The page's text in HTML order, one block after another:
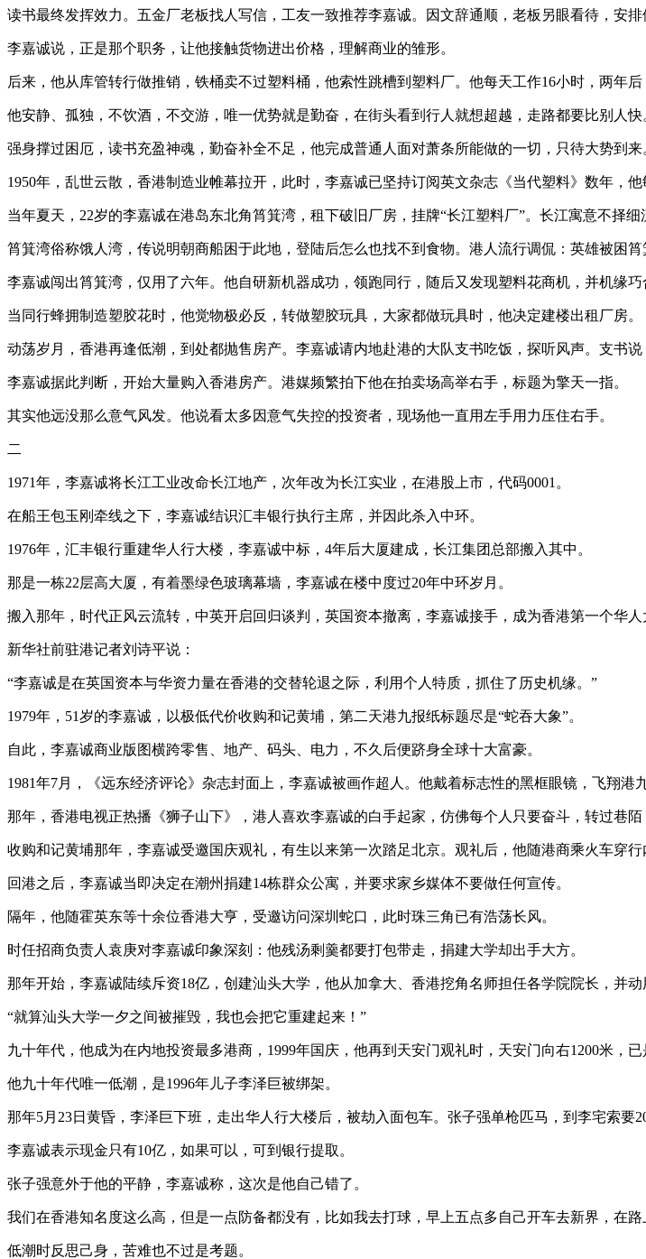
读书最终发挥效力。五金厂老板找人写信，工友一致推荐李嘉诚。因文辞通顺，老板另眼看待，安排
李嘉诚说，正是那个职务，让他接触货物进出价格，理解商业的雏形。
后来，他从库管转行做推销，铁桶卖不过塑料桶，他索性跳槽到塑料厂。他每天工作16小时，两年后
他安静、孤独，不饮酒，不交游，唯一优势就是勤奋，在街头看到行人就想超越，走路都要比别人快
强身撑过困厄，读书充盈神魂，勤奋补全不足，他完成普通人面对萧条所能做的一切，只待大势到来
1950年，乱世云散，香港制造业帷幕拉开，此时，李嘉诚已坚持订阅英文杂志《当代塑料》数年，
当年夏天，22岁的李嘉诚在港岛东北角筲箕湾，租下破旧厂房，挂牌“长江塑料厂”。长江寓意不择细
筲箕湾俗称饿人湾，传说明朝商船困于此地，登陆后怎么也找不到食物。港人流行调侃：英雄被困筲
李嘉诚闯出筲箕湾，仅用了六年。他自研新机器成功，领跑同行，随后又发现塑料花商机，并机缘巧
当同行蜂拥制造塑胶花时，他觉物极必反，转做塑胶玩具，大家都做玩具时，他决定建楼出租厂房。
动荡岁月，香港再逢低潮，到处都抛售房产。李嘉诚请内地赴港的大队支书吃饭，探听风声。支书说
李嘉诚据此判断，开始大量购入香港房产。港媒频繁拍下他在拍卖场高举右手，标题为擎天一指。
其实他远没那么意气风发。他说看太多因意气失控的投资者，现场他一直用左手用力压住右手。
二
1971年，李嘉诚将长江工业改命长江地产，次年改为长江实业，在港股上市，代码0001。
在船王包玉刚牵线之下，李嘉诚结识汇丰银行执行主席，并因此杀入中环。
1976年，汇丰银行重建华人行大楼，李嘉诚中标，4年后大厦建成，长江集团总部搬入其中。
那是一栋22层高大厦，有着墨绿色玻璃幕墙，李嘉诚在楼中度过20年中环岁月。
搬入那年，时代正风云流转，中英开启回归谈判，英国资本撤离，李嘉诚接手，成为香港第一个华人
新华社前驻港记者刘诗平说：
“李嘉诚是在英国资本与华资力量在香港的交替轮退之际，利用个人特质，抓住了历史机缘。”
1979年，51岁的李嘉诚，以极低代价收购和记黄埔，第二天港九报纸标题尽是“蛇吞大象”。
自此，李嘉诚商业版图横跨零售、地产、码头、电力，不久后便跻身全球十大富豪。
1981年7月，《远东经济评论》杂志封面上，李嘉诚被画作超人。他戴着标志性的黑框眼镜，飞翔港
那年，香港电视正热播《狮子山下》，港人喜欢李嘉诚的白手起家，仿佛每个人只要奋斗，转过巷陌
收购和记黄埔那年，李嘉诚受邀国庆观礼，有生以来第一次踏足北京。观礼后，他随港商乘火车穿行
回港之后，李嘉诚当即决定在潮州捐建14栋群众公寓，并要求家乡媒体不要做任何宣传。
隔年，他随霍英东等十余位香港大亨，受邀访问深圳蛇口，此时珠三角已有浩荡长风。
时任招商负责人袁庚对李嘉诚印象深刻：他残汤剩羹都要打包带走，捐建大学却出手大方。
那年开始，李嘉诚陆续斥资18亿，创建汕头大学，他从加拿大、香港挖角名师担任各学院院长，并
“就算汕头大学一夕之间被摧毁，我也会把它重建起来！”
九十年代，他成为在内地投资最多港商，1999年国庆，他再到天安门观礼时，天安门向右1200米，已
他九十年代唯一低潮，是1996年儿子李泽巨被绑架。
那年5月23日黄昏，李泽巨下班，走出华人行大楼后，被劫入面包车。张子强单枪匹马，到李宅索要
李嘉诚表示现金只有10亿，如果可以，可到银行提取。
张子强意外于他的平静，李嘉诚称，这次是他自己错了。
我们在香港知名度这么高，但是一点防备都没有，比如我去打球，早上五点多自己开车去新界，在
低潮时反思己身，苦难也不过是考题。